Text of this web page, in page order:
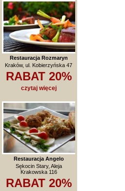
Restauracja Rozmaryn
Kraków, ul. Kobierzyńska 47
RABAT 20%
czytaj więcej
Restauracja Angelo
Sękocin Stary, Aleja
Krakowska 116
RABAT 20%